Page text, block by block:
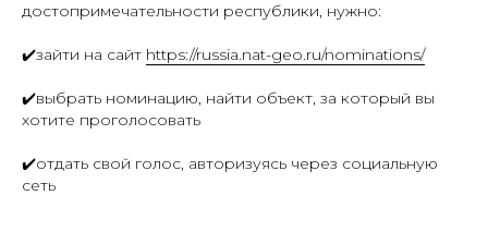
достопримечательности республики, нужно:
✔️зайти на сайт https://russia.nat-geo.ru/nominations/
✔️выбрать номинацию, найти объект, за который вы
хотите проголосовать
✔️отдать свой голос, авторизуясь через социальную
сеть